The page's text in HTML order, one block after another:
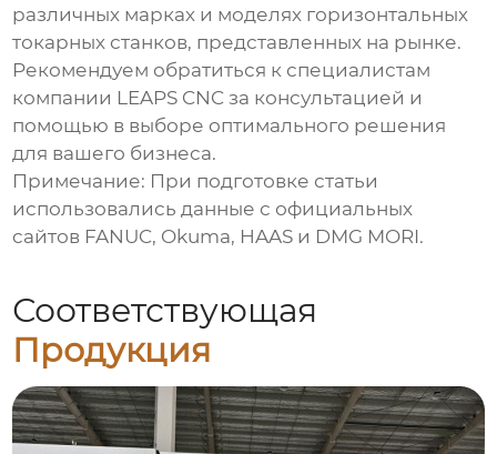
различных марках и моделях горизонтальных
токарных станков, представленных на рынке.
Рекомендуем обратиться к специалистам
компании LEAPS CNC за консультацией и
помощью в выборе оптимального решения
для вашего бизнеса.
Примечание: При подготовке статьи
использовались данные с официальных
сайтов FANUC, Okuma, HAAS и DMG MORI.
Соответствующая
Продукция